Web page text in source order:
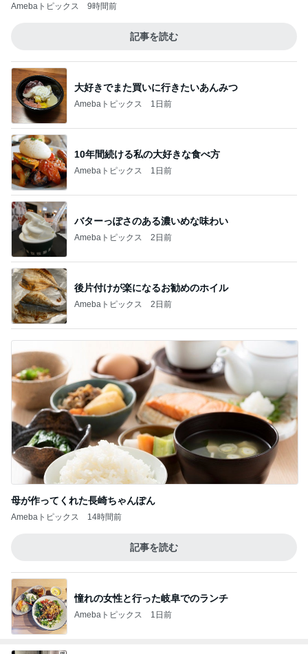
Amebaトピックス 9時間前
記事を読む
大好きでまた買いに行きたいあんみつ
Amebaトピックス 1日前
10年間続ける私の大好きな食べ方
Amebaトピックス 1日前
バターっぽさのある濃いめな味わい
Amebaトピックス 2日前
後片付けが楽になるお勧めのホイル
Amebaトピックス 2日前
母が作ってくれた長崎ちゃんぽん
Amebaトピックス 14時間前
記事を読む
憧れの女性と行った岐阜でのランチ
Amebaトピックス 1日前